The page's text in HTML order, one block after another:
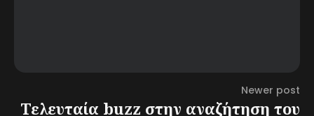
Newer post
Τελευταία buzz στην αναζήτηση του